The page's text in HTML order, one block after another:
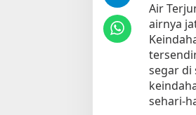
u
k
P
e
m
l
a
Air
airnya
segar
sehari-